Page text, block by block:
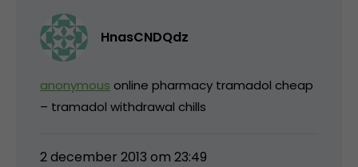
HnasCNDQdz
anonymous online pharmacy tramadol cheap
– tramadol withdrawal chills
2 december 2013 om 23:49